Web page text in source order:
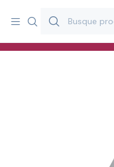
y estimulación infantil
Especialistas en